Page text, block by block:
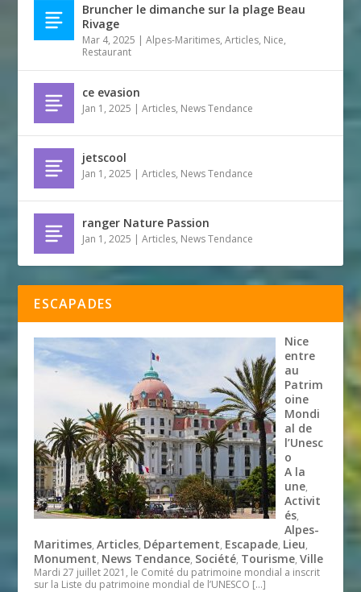
Bruncher le dimanche sur la plage Beau
Rivage
Mar 4, 2025 |Alpes-Maritimes,Articles, Nice,
Restaurant
ce evasion
Jan 1, 2025 |Articles, News Tendance
jetscool
Jan 1, 2025 |Articles, News Tendance
ranger Nature Passion
Jan 1, 2025 |Articles, News Tendance
ESCAPADES
Nice
entre
au
Patrim
oine
Mondi
al de
l’Unesc
o
A la
une,
Activit
és,
Alpes-
Maritimes,Articles, Département, Escapade, Lieu,
Monument, News Tendance, Société, Tourisme,Ville
Mardi 27 juillet 2021, le Comité du patrimoine mondial a inscrit
sur la Liste du patrimoine mondial de l’UNESCO […]